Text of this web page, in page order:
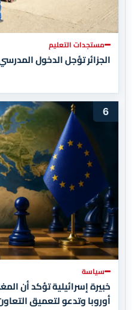
مستجدات التعليم
الجزائر تؤجل الدخول المدرسي إلى 21
6
سياسة
خبيرة إسرائيلية تؤكد أن
أوروبا وتدعو لتعميق